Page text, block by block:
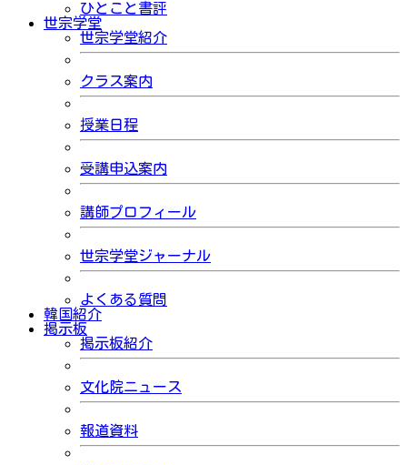
ひとこと書評
世宗学堂
世宗学堂紹介
クラス案内
授業日程
受講申込案内
講師プロフィール
世宗学堂ジャーナル
よくある質問
韓国紹介
掲示板
掲示板紹介
文化院ニュース
報道資料